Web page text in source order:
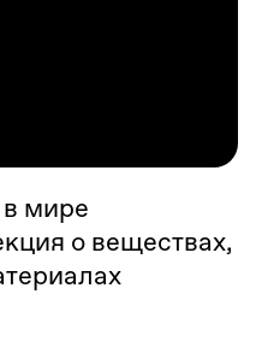
мире
о веществах,